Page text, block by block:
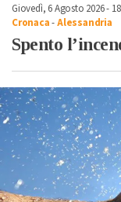
Giovedì, 6 Agosto 2026 -
Cronaca-Alessandria
Spento